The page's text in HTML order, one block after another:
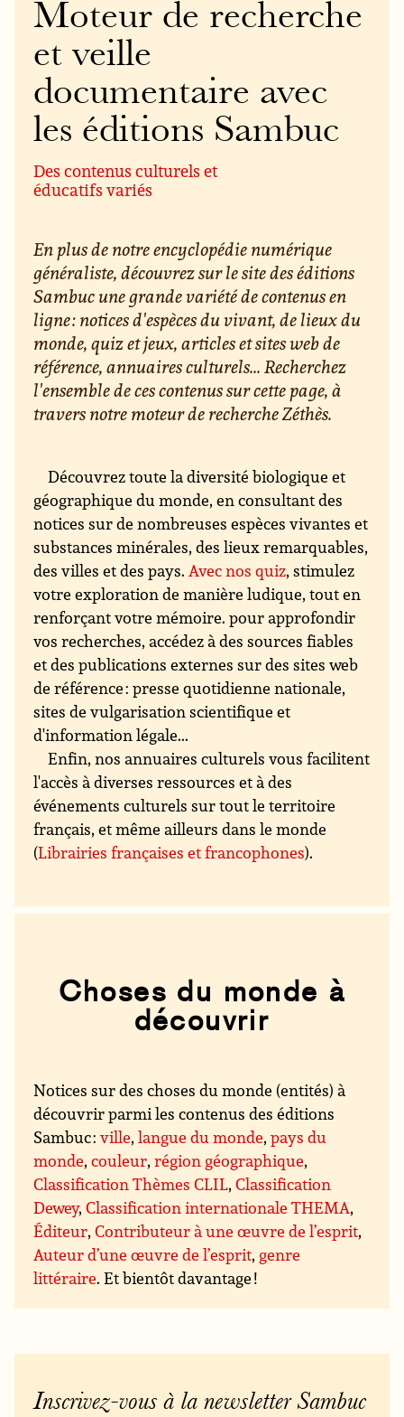
Moteur de recherche
et veille
documentaire avec
les éditions Sambuc
Des contenus culturels et
éducatifs variés
En plus de notre encyclopédie numérique
généraliste, découvrez sur le site des éditions
Sambuc une grande variété de contenus en
ligne : notices d'espèces du vivant, de lieux du
monde, quiz et jeux, articles et sites web de
référence, annuaires culturels... Recherchez
l'ensemble de ces contenus sur cette page, à
travers notre moteur de recherche Zéthès.
Découvrez toute la diversité biologique et
géographique du monde, en consultant des
notices sur de nombreuses espèces vivantes et
substances minérales, des lieux remarquables,
des villes et des pays.Avec nos quiz, stimulez
votre exploration de manière ludique, tout en
renforçant votre mémoire. pour approfondir
vos recherches, accédez à des sources fiables
et des publications externes sur des sites web
de référence : presse quotidienne nationale,
sites de vulgarisation scientifique et
d'information légale...
Enfin, nos annuaires culturels vous facilitent
l'accès à diverses ressources et à des
événements culturels sur tout le territoire
français, et même ailleurs dans le monde
(Librairies françaises et francophones).
Choses du monde à
découvrir
Notices sur des choses du monde (entités) à
découvrir parmi les contenus des éditions
Sambuc :ville,langue du monde,pays du
monde,couleur,région géographique,
Classification Thèmes CLIL,Classification
Dewey,Classification internationale THEMA,
Éditeur,Contributeur à une œuvre de l’esprit,
Auteur d’une œuvre de l’esprit, genre
littéraire. Et bientôt davantage !
Inscrivez-vous à la newsletter Sambuc